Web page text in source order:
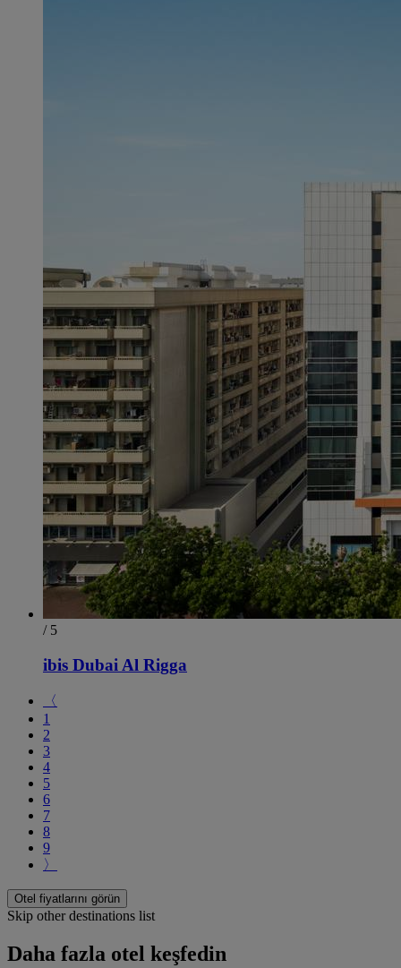
/ 5
ibis Dubai Al Rigga
〈
1
2
3
4
5
6
7
8
9
〉
Otel fiyatlarını görün
Skip other destinations list
Daha fazla otel keşfedin